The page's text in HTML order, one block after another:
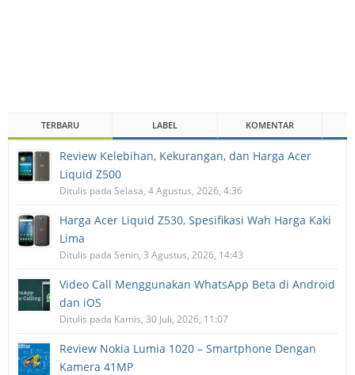
TERBARU LABEL KOMENTAR
Review Kelebihan, Kekurangan, dan Harga Acer
Liquid Z500
Ditulis pada Selasa, 4 Agustus, 2026, 4:36
Harga Acer Liquid Z530, Spesifikasi Wah Harga Kaki
Lima
Ditulis pada Senin, 3 Agustus, 2026, 14:43
Video Call Menggunakan WhatsApp Beta di Android
dan iOS
Ditulis pada Kamis, 30 Juli, 2026, 11:07
Review Nokia Lumia 1020 – Smartphone Dengan
Kamera 41MP